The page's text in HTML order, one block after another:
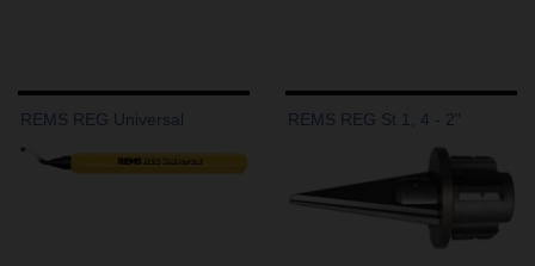
REMS REG Universal REMS REG St 1, 4 - 2"